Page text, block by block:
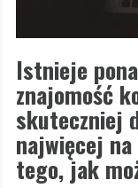
Istnieje
znajomość
skuteczniej
najwięcej
tego, jak